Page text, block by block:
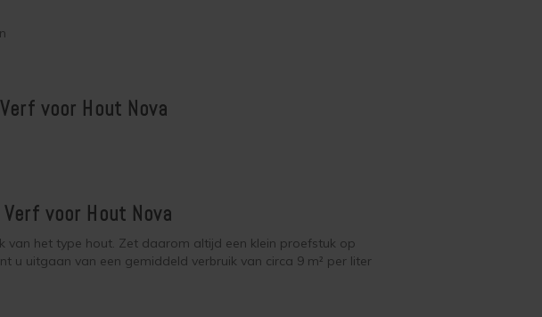
voor Hout Nova
voor Hout Nova
van het type hout. Zet daarom altijd een klein proefstuk op
u uitgaan van een gemiddeld verbruik van circa 9 m² per liter